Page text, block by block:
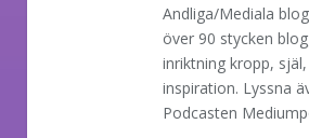
Andliga/Mediala
över 90 stycken
inriktning kropp,
inspiration. Lyssna
Podcasten